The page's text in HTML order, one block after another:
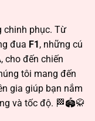
chinh phục. Từ
đua F1 , những cú
, cho đến chiến
tôi mang đến
gia giúp bạn nắm
và tốc độ. 🏁🏟️🥋